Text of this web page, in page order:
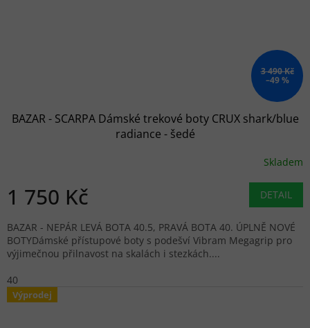
3 490 Kč
–49 %
BAZAR - SCARPA Dámské trekové boty CRUX shark/blue
radiance - šedé
Skladem
1 750 Kč DETAIL
BAZAR - NEPÁR LEVÁ BOTA 40.5, PRAVÁ BOTA 40. ÚPLNĚ NOVÉ
BOTYDámské přístupové boty s podešví Vibram Megagrip pro
výjimečnou přilnavost na skalách i stezkách....
40
Výprodej